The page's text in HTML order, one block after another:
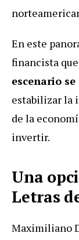
En este
financista que
escenario
estabilizar la
de la
invertir.
Una
Letras
Maximiliano